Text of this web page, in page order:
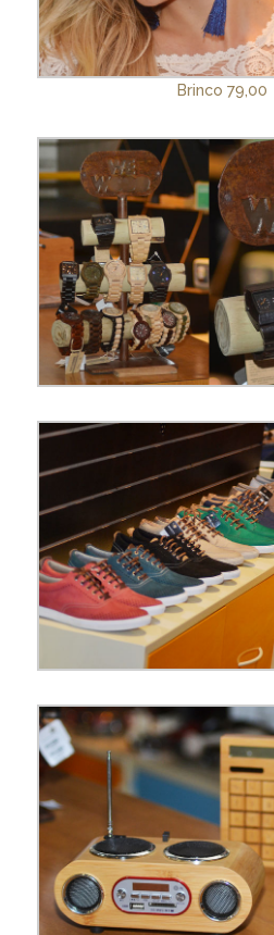
Brinco 79,00